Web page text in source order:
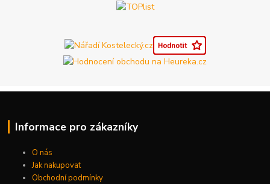
Informace pro zákazníky
O nás
Jak nakupovat
Obchodní podmínky